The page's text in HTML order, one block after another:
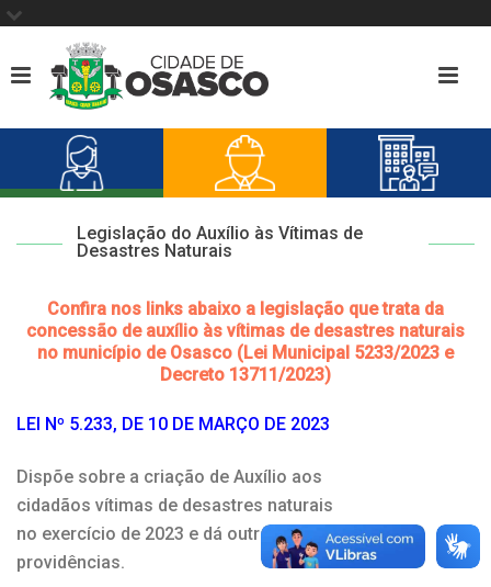
Legislação do Auxílio às Vítimas de
Desastres Naturais
Confira nos links abaixo a legislação que trata da
concessão de auxílio às vítimas de desastres naturais
no município de Osasco (Lei Municipal 5233/2023 e
Decreto 13711/2023)
LEI Nº 5.233, DE 10 DE MARÇO DE 2023
Dispõe sobre a criação de Auxílio aos
cidadãos vítimas de desastres naturais
no exercício de 2023 e dá outras
providências.